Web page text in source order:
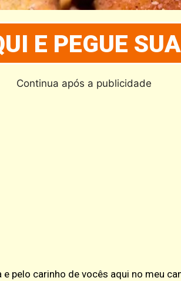
E PEGUE
Continua após a publicidade
pelo carinho de vocês aqui no meu